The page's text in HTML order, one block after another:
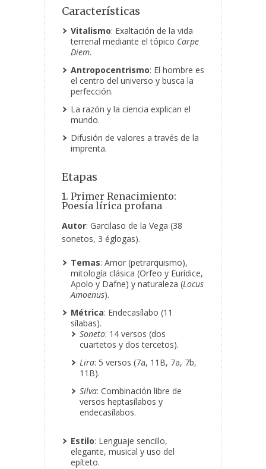
Características
Vitalismo: Exaltación de la vida
terrenal mediante el tópico Carpe
Diem.
Antropocentrismo: El hombre es
el centro del universo y busca la
perfección.
La razón y la ciencia explican el
mundo.
Difusión de valores a través de la
imprenta.
Etapas
1. Primer Renacimiento:
Poesía lírica profana
Autor: Garcilaso de la Vega (38
sonetos, 3 églogas).
Temas: Amor (petrarquismo),
mitología clásica (Orfeo y Eurídice,
Apolo y Dafne) y naturaleza (Locus
Amoenus).
Métrica: Endecasílabo (11
sílabas).
Soneto: 14 versos (dos
cuartetos y dos tercetos).
Lira: 5 versos (7a, 11B, 7a, 7b,
11B).
Silva: Combinación libre de
versos heptasílabos y
endecasílabos.
Estilo: Lenguaje sencillo,
elegante, musical y uso del
epíteto.